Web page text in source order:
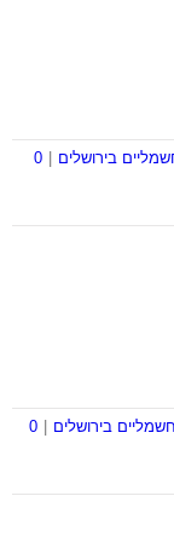
בירושלים
0
בירושלים
0